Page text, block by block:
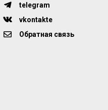
telegram
vkontakte
Обратная связь